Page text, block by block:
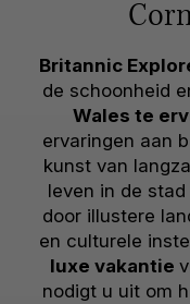
Britannic
de schoonheid
Wales te
ervaringen aan
kunst van
leven in de
door illustere
en culturele
luxe vakantie
nodigt u uit om